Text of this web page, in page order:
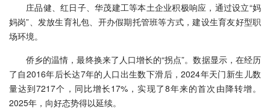
庄品健、红日子、华茂建工等本土企业积极响应，通过设立“妈
妈岗”、发放生育礼包、开办假期托管班等方式，建设生育友好型职
场环境。
侨乡的温情，最终换来了人口增长的“拐点”。数据显示，在经历
了自2016年后长达7年的人口出生数下滑后，2024年天门新生儿数
量达到7217个，同比增长17%，实现了8年来的首次由降转增。
2025年，向好态势得以延续。